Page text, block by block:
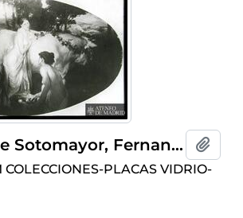
1. Alvárez de Sotomayor, Fernando: "El Rapto de Europa" (1906)
PLACAS VIDRIO-